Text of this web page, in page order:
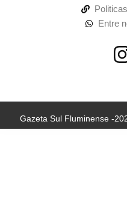
Entre
Gazeta Sul Fluminense -